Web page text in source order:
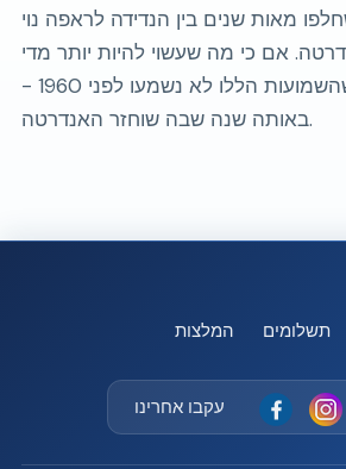
מאות שנים בין הנדידה לראפה נוי
אם כי מה שעשוי להיות יותר מדי
צירוף מקרים הוא שהשמועות הללו לא נשמעו לפני 1960 -
באותה שנה שבה שוחזר האנדרטה.
המלצות תשלומים
עקבו אחרינו